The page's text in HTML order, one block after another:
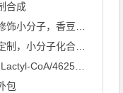
合成
香豆素衍生物的合成
分子化合物的订购
4625-32-5/1926 ...
包